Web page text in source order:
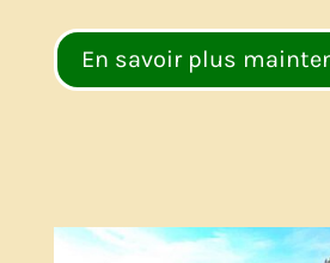
En savoir plus